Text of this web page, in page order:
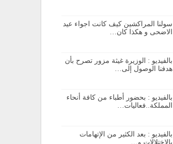
سولنا المراكشين كيف كانت اجواء عيد
الاضحى و هكذا كان…
بالفيديو : الوزيرة غيثة مزور تصرح بأن
هدفنا الوصول إلى…
بالفيديو : بحضور أطباء من كافة أنحاء
المملكة..فعاليات…
بالفيديو : بعد الكثير من الإتهامات
بالإختلالات و…